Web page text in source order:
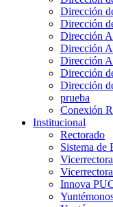
Dirección
Dirección
Dirección
Dirección
Dirección
Dirección
Dirección
prueba
Conexión
Institucional
Rectorado
Sistema de
Innova